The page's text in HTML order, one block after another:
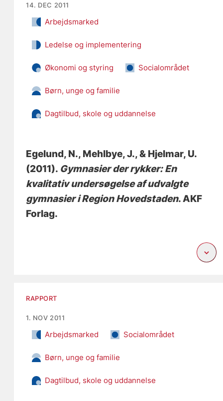
14. DEC 2011
Arbejdsmarked
Ledelse og implementering
Økonomi og styring Socialområdet
Børn, unge og familie
Dagtilbud, skole og uddannelse
Egelund, N., Mehlbye, J., & Hjelmar, U.
(2011). Gymnasier der rykker: En
kvalitativ undersøgelse af udvalgte
gymnasier i Region Hovedstaden. AKF
Forlag.
RAPPORT
1. NOV 2011
Arbejdsmarked Socialområdet
Børn, unge og familie
Dagtilbud, skole og uddannelse